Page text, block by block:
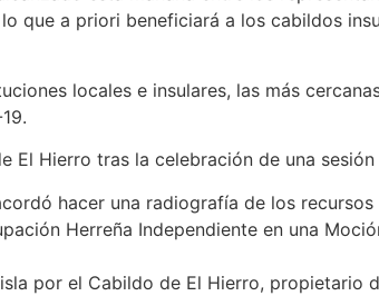
que a priori beneficiará a los cabildos
locales e insulares, las más
El Hierro tras la celebración de una
hacer una radiografía de los
Herreña Independiente en una
por el Cabildo de El Hierro, propietario